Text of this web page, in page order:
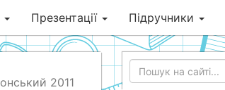
Презентації Підручники
2011